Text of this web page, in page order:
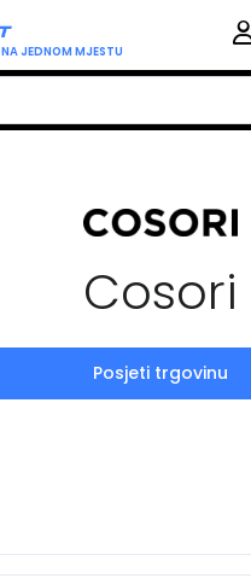
NA JEDNOM MJESTU
Cosori
Posjeti trgovinu